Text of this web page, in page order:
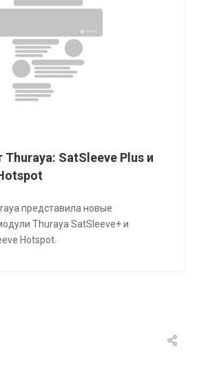
Thuraya: SatSleeve Plus и
представила новые
Thuraya SatSleeve+ и
Hotspot.